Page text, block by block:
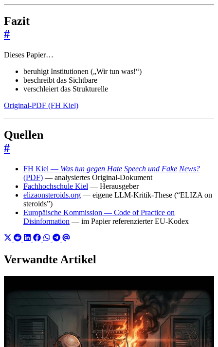
Fazit
#
Dieses Papier…
beruhigt Institutionen („Wir tun was!“)
beschreibt das Sichtbare
verschleiert das Strukturelle
Original-PDF (FH Kiel)
Quellen
#
FH Kiel — Was tun gegen Hate Speech und Fake News?
(PDF) — analysiertes Original-Dokument
Fachhochschule Kiel — Herausgeber
elizaonsteroids.org — eigene LLM-Kritik-These (“ELIZA on
steroids”)
Europäische Kommission — Code of Practice on
Disinformation — im Papier referenzierter EU-Kodex
Verwandte Artikel